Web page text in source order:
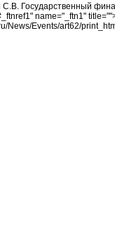
Государственный
name="_ftn1"
News/Events/art62/